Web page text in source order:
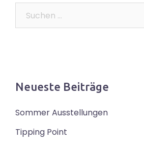
Neueste Beiträge
Sommer Ausstellungen
Tipping Point